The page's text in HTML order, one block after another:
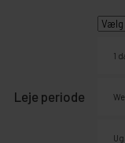
Leje periode
1